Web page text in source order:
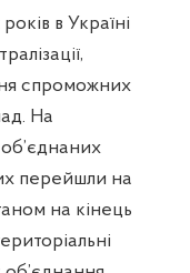
в Україні
спроможних
На
перейшли на
на кінець